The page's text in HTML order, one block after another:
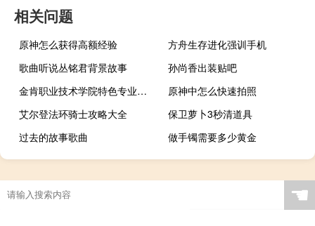
相关问题
原神怎么获得高额经验
方舟生存进化强训手机
歌曲听说丛铭君背景故事
孙尚香出装贴吧
金肯职业技术学院特色专业建设点有哪些
原神中怎么快速拍照
艾尔登法环骑士攻略大全
保卫萝卜3秒清道具
过去的故事歌曲
做手镯需要多少黄金
☚